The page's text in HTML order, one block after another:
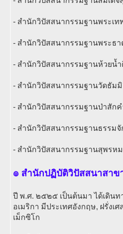
- สำนักวิปัสสนากรรมฐานพระเท
- สำนักวิปัสสนากรรมฐานพระธา
- สำนักวิปัสสนากรรมฐานห้วยน้
- สำนักวิปัสสนากรรมฐานวัดธัม
- สำนักวิปัสสนากรรมฐานป่าสักค
- สำนักวิปัสสนากรรมฐานธรรมจั
- สำนักวิปัสสนากรรมฐานสุพรห
๏ สำนักปฏิบัติวิปัสสนาสาข
ปี พ.ศ. ๒๕๒๕ เป็นต้นมา ได้เดิน
อเมริกา มีประเทศอังกฤษ, ฝรั่งเ
เม็กซิโก